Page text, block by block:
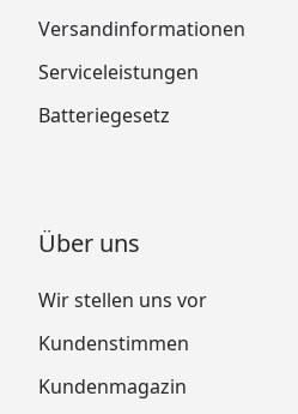
Versandinformationen
Serviceleistungen
Batteriegesetz
Über uns
Wir stellen uns vor
Kundenstimmen
Kundenmagazin